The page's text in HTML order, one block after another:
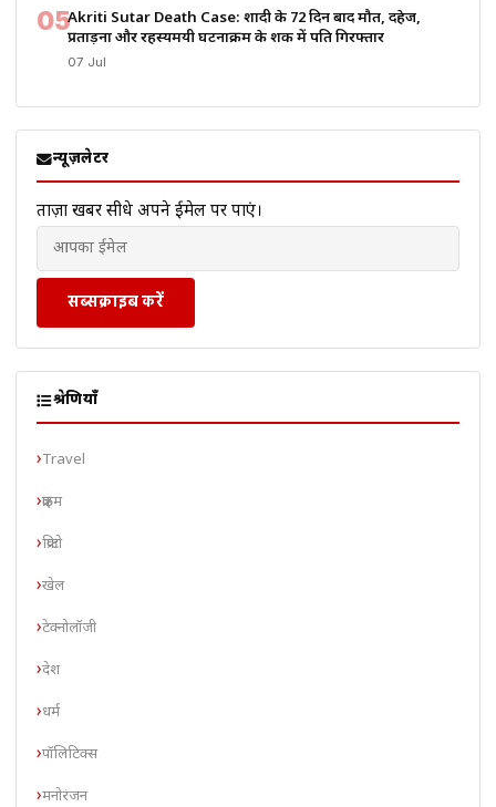
05Akriti Sutar Death Case: शादी के 72 दिन बाद मौत, दहेज,
प्रताड़ना और रहस्यमयी घटनाक्रम के शक में पति गिरफ्तार
07 Jul
न्यूज़लेटर
ताज़ा खबरें सीधे अपने ईमेल पर पाएं।
सब्सक्राइब करें
श्रेणियाँ
Travel
क्राइम
क्रिप्टो
खेल
टेक्नोलॉजी
देश
धर्म
पॉलिटिक्स
मनोरंजन